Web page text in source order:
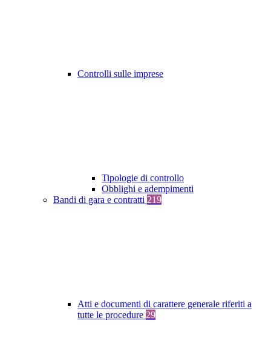
Controlli sulle imprese
Tipologie di controllo
Obblighi e adempimenti
Bandi di gara e contratti 219
Atti e documenti di carattere generale riferiti a
tutte le procedure 29